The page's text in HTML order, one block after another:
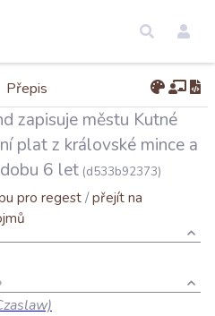
Přepis
zapisuje městu Kutné
plat z královské mince a
6 let (d533b92373)
pro regest/přejít na